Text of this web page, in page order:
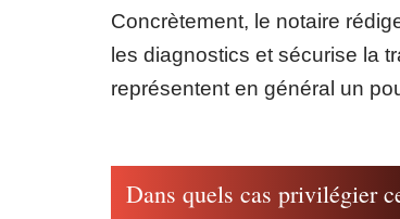
Concrètement, le notaire
les diagnostics et sécurise la
représentent en général un
Dans quels cas privilégier